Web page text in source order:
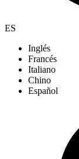
ES
Inglés
Francés
Italiano
Chino
Español